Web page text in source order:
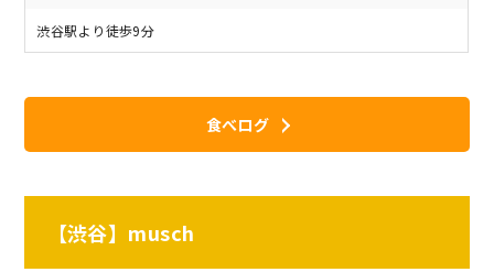
渋谷駅より徒歩9分
食べログ
【渋谷】musch